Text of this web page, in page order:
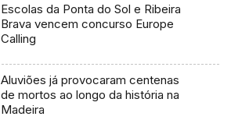
Escolas da Ponta do Sol e Ribeira
Brava vencem concurso Europe
Calling
Aluviões já provocaram centenas
de mortos ao longo da história na
Madeira